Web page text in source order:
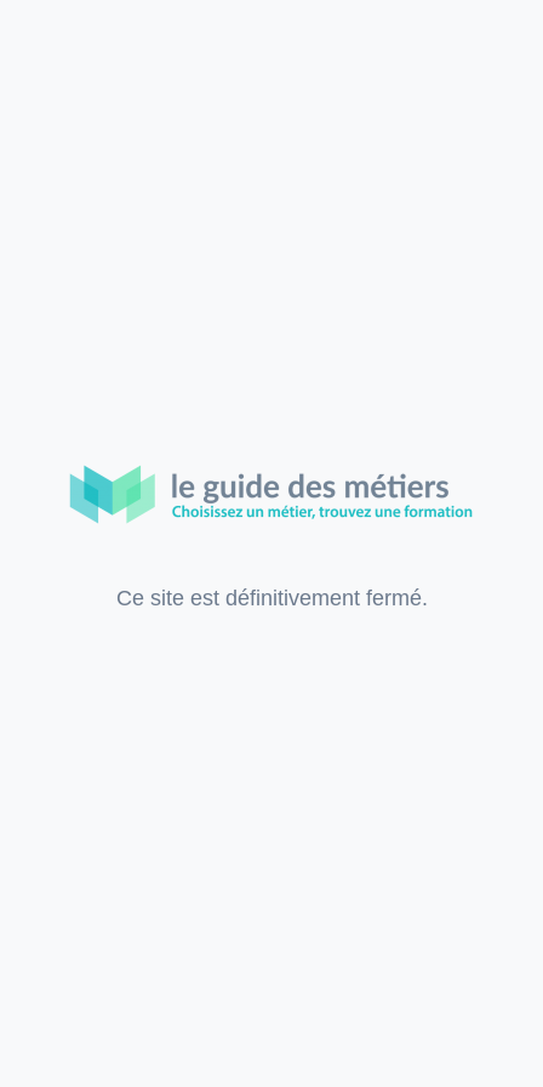
Ce site est définitivement fermé.